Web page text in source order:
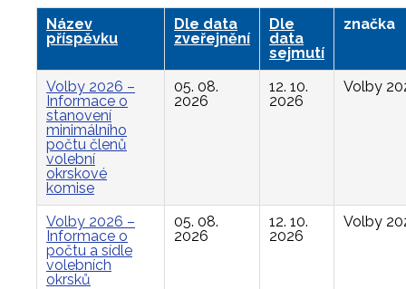
Název
příspěvku
Dle data
zveřejnění
Dle
data
sejmutí
značka
Volby 2026 –
Informace o
stanovení
minimálního
počtu členů
volební
okrskové
komise
05. 08.
2026
12. 10.
2026
Volby
Volby 2026 –
Informace o
počtu a sídle
volebních
okrsků
05. 08.
2026
12. 10.
2026
Volby